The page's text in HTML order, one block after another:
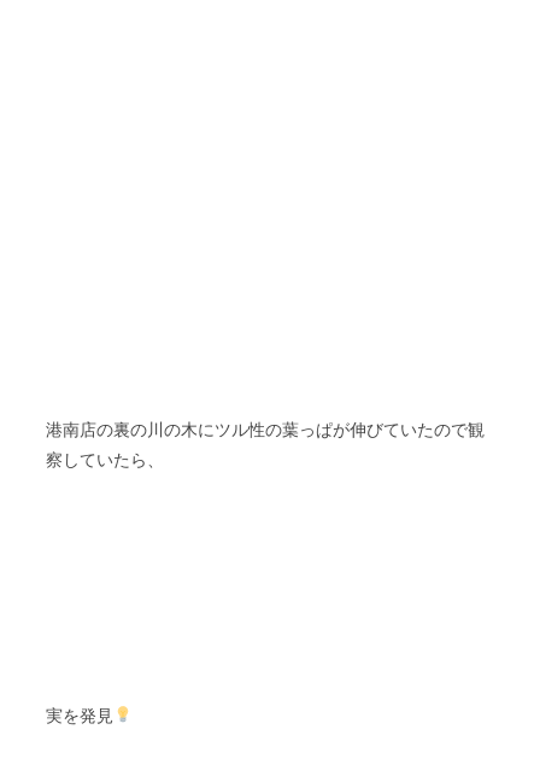
港南店の裏の川の木にツル性の葉っぱが伸びていたので観
察していたら、
実を発見